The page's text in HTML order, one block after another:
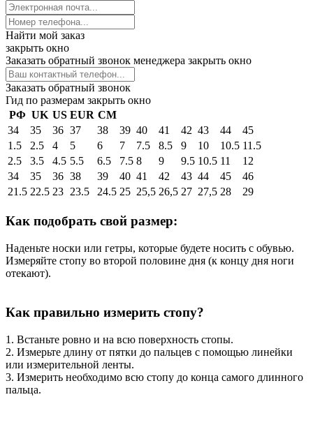
Найти мой заказ
закрыть окно
Заказать обратный звонок менеджера закрыть окно
Заказать обратный звонок
Гид по размерам закрыть окно
РФ UK US EUR СМ
34
35 36 37 38 39 40 41 42 43 44
45
1.5
2.5 4 5 6 7 7.5 8.5 9 10 10.5 11.5
2.5
3.5 4.5 5.5 6.5 7.5 8 9 9.5 10.5 11
12
34
35 36 38 39 40 41 42 43 44 45
46
21.5 22.5 23 23.5 24.5 25 25,5 26,5 27 27,5 28 29
Как подобрать свой размер:
Наденьте носки или гетры, которые будете носить с обувью.
Измеряйте стопу во второй половине дня (к концу дня ноги
отекают).
Как правильно измерить стопу?
1. Встаньте ровно и на всю поверхность стопы.
2. Измерьте длину от пятки до пальцев с помощью линейки
или измерительной ленты.
3. Измерить необходимо всю стопу до конца самого длинного
пальца.